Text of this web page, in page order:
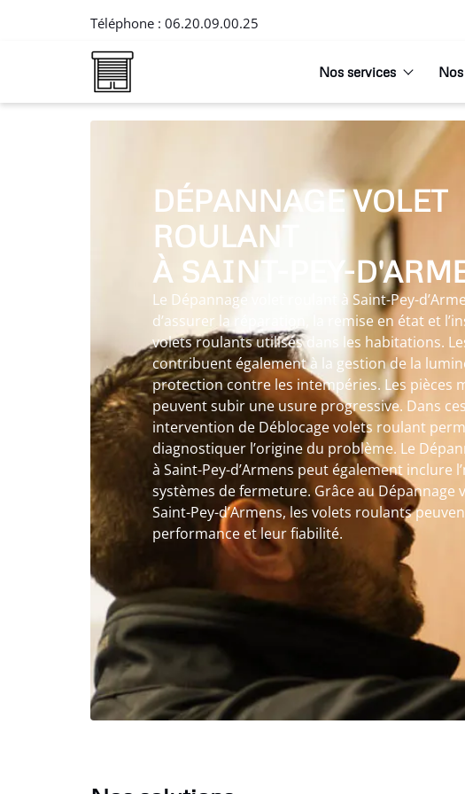
Téléphone : 06.20.09.00.25
Nos services
DÉPANNAGE VOLET
ROULANT
À SAINT-PEY-
Le Dépannage volet roulant à Saint-Pey-
d’assurer la réparation, la remise en état et
volets roulants utilisés dans les habitations.
contribuent également à la gestion de la
protection contre les intempéries. Les pièces
peuvent subir une usure progressive. Dans
intervention de Déblocage volets roulant
diagnostiquer l’origine du problème. Le
à Saint-Pey-d’Armens peut également inclure
systèmes de fermeture. Grâce au Dépannage
Saint-Pey-d’Armens, les volets roulants
performance et leur fiabilité.